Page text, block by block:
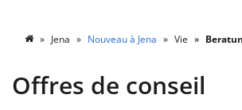
Jena Nouveau à Jena Vie
Offres de conseil